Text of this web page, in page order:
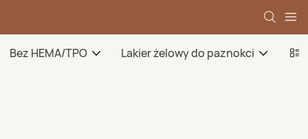
Bez HEMA/TPO Lakier żelowy do paznokci